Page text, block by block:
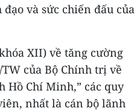
và sức chiến đấu của
XII) về tăng cường
của Bộ Chính trị về
Hồ Chí Minh,” các quy
nhất là cán bộ lãnh